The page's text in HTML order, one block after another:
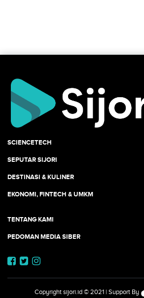
SCIENCETECH
SEPUTAR SIJORI
DESTINASI & KULINER
EKONOMI, FINTECH & UMKM
TENTANG KAMI
PEDOMAN MEDIA SIBER
Copyright sijori.id© 2021 | Support By